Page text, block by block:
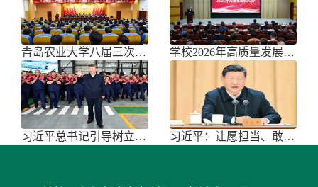
青岛农业大学八届三次双代会胜利召开 学校2026年高质量发展大会召开
习近平总书记引导树立和践行正确政绩 习近平：让愿担当、敢担当、善担当蔚